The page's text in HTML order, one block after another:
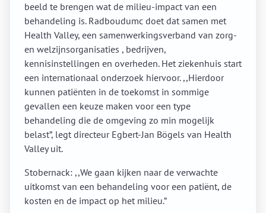
beeld te brengen wat de milieu-impact van een
behandeling is. Radboudumc doet dat samen met
Health Valley, een samenwerkingsverband van zorg-
en welzijnsorganisaties , bedrijven,
kennisinstellingen en overheden. Het ziekenhuis start
een internationaal onderzoek hiervoor. ,,Hierdoor
kunnen patiënten in de toekomst in sommige
gevallen een keuze maken voor een type
behandeling die de omgeving zo min mogelijk
belast”, legt directeur Egbert-Jan Bögels van Health
Valley uit.
Stobernack: ,,We gaan kijken naar de verwachte
uitkomst van een behandeling voor een patiënt, de
kosten en de impact op het milieu.”